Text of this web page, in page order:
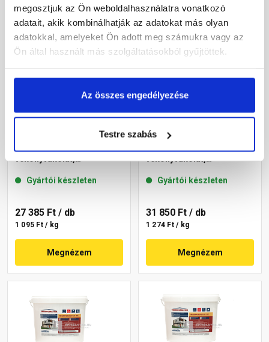
megosztjuk az Ön weboldalhasználatra vonatkozó
adatait, akik kombinálhatják az adatokat más olyan
adatokkal, amelyeket Ön adott meg számukra vagy az
Ön által használt más szolgáltatásokból gyűjtöttek.
Az összes engedélyezése
Testre szabás
vékonyvakolat,
16-C 25 kg
Gyártói készleten
27 385 Ft / db
1 095 Ft / kg
Megnézem
Masterplast
vékonyvakolat,
07-C 25 kg
Gyártói készleten
31 850 Ft / db
1 274 Ft / kg
Megnézem